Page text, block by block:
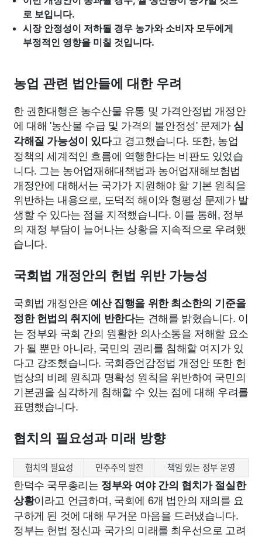
로 보입니다.
시장 안정성이 저하될 경우 농가와 소비자 모두에게
부정적인 영향을 미칠 것입니다.
농업 관련 법안들에 대한 우려
한 권한대행은 농수산물 유통 및 가격안정법 개정안
에 대해 '농산물 수급 및 가격의 불안정성' 문제가심
각해질 가능성이 있다고 경고했습니다. 또한, 농업
정책의 세계적인 흐름에 역행한다는 비판도 있었습
니다. 그는 농어업재해대책법과 농어업재해보험법
개정안에 대해서는 국가가 지원해야 할 기본 원칙을
위반하는 내용으로, 도덕적 해이와 형평성 문제가 발
생할 수 있다는 점을 지적했습니다. 이를 통해, 정부
의 재정 부담이 늘어나는 상황을 지속적으로 우려했
습니다.
국회법 개정안의 헌법 위반 가능성
국회법 개정안은 예산 집행을 위한 최소한의 기준을
정한 헌법의 취지에 반한다는 견해를 밝혔습니다. 이
는 정부와 국회 간의 원활한 의사소통을 저해할 요소
가 될 뿐만 아니라, 국민의 권리를 침해할 여지가 있
다고 강조했습니다. 국회증언감정법 개정안 또한 헌
법상의 비례 원칙과 명확성 원칙을 위반하여 국민의
기본권을 심각하게 침해할 수 있는 점에 대해 우려를
표명했습니다.
협치의 필요성과 미래 방향
협치의 필요성 민주주의 발전 책임 있는 정부 운영
한덕수 국무총리는 정부와 여야 간의 협치가 절실한
상황이라고 언급하며, 국회에 6개 법안의 재의를 요
구하게 된 것에 대해 무거운 마음을 드러냈습니다.
정부는 헌법 정신과 국가의 미래를 최우선으로 고려